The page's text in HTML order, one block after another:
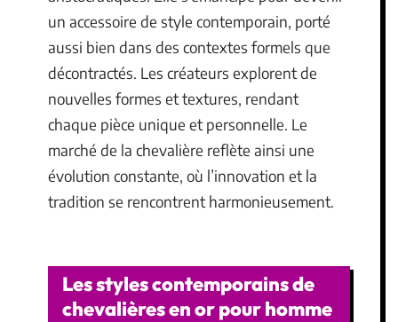
un accessoire de style contemporain, porté
aussi bien dans des contextes formels que
décontractés. Les créateurs explorent de
nouvelles formes et textures, rendant
chaque pièce unique et personnelle. Le
marché de la chevalière reflète ainsi une
évolution constante, où l’innovation et la
tradition se rencontrent harmonieusement.
Les styles contemporains de
chevalières en or pour homme